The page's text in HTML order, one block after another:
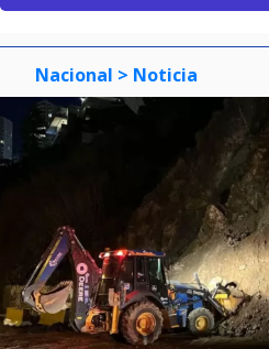
Nacional > Noticia